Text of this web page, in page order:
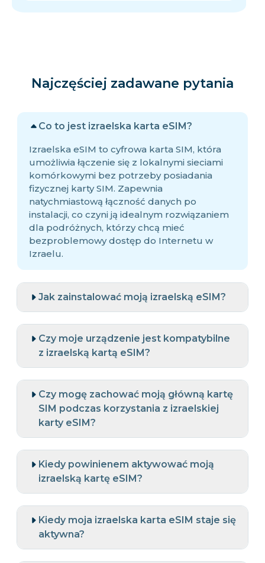
Najczęściej zadawane pytania
Co to jest izraelska karta eSIM?
Izraelska eSIM to cyfrowa karta SIM, która
umożliwia łączenie się z lokalnymi sieciami
komórkowymi bez potrzeby posiadania
fizycznej karty SIM. Zapewnia
natychmiastową łączność danych po
instalacji, co czyni ją idealnym rozwiązaniem
dla podróżnych, którzy chcą mieć
bezproblemowy dostęp do Internetu w
Izraelu.
Jak zainstalować moją izraelską eSIM?
Czy moje urządzenie jest kompatybilne
z izraelską kartą eSIM?
Czy mogę zachować moją główną kartę
SIM podczas korzystania z izraelskiej
karty eSIM?
Kiedy powinienem aktywować moją
izraelską kartę eSIM?
Kiedy moja izraelska karta eSIM staje się
aktywna?